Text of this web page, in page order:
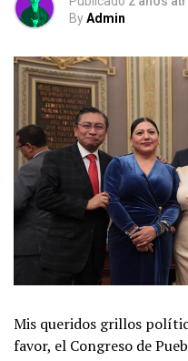
ByAdmin
Mis queridos grillos
favor, el Congreso de